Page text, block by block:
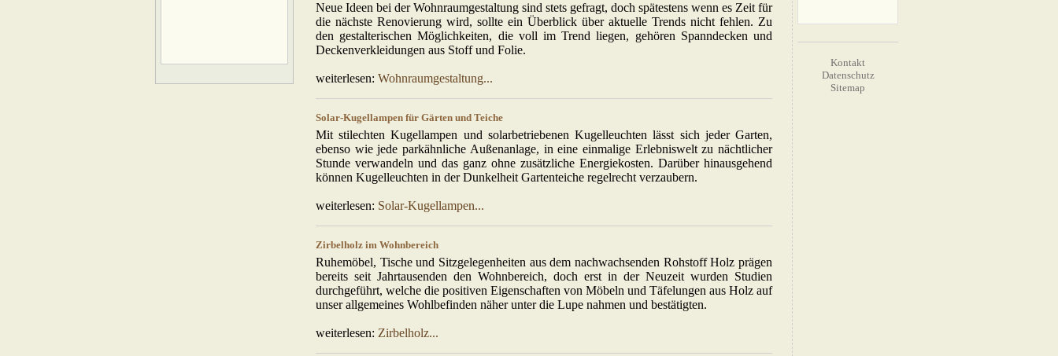
Neue Ideen bei der Wohnraumgestaltung sind stets gefragt, doch spätestens wenn es Zeit für
die nächste Renovierung wird, sollte ein Überblick über aktuelle Trends nicht fehlen. Zu
den gestalterischen Möglichkeiten, die voll im Trend liegen, gehören Spanndecken und
Deckenverkleidungen aus Stoff und Folie.
weiterlesen: Wohnraumgestaltung...
Solar-Kugellampen für Gärten und Teiche
Mit stilechten Kugellampen und solarbetriebenen Kugelleuchten lässt sich jeder Garten,
ebenso wie jede parkähnliche Außenanlage, in eine einmalige Erlebniswelt zu nächtlicher
Stunde verwandeln und das ganz ohne zusätzliche Energiekosten. Darüber hinausgehend
können Kugelleuchten in der Dunkelheit Gartenteiche regelrecht verzaubern.
weiterlesen: Solar-Kugellampen...
Zirbelholz im Wohnbereich
Ruhemöbel, Tische und Sitzgelegenheiten aus dem nachwachsenden Rohstoff Holz prägen
bereits seit Jahrtausenden den Wohnbereich, doch erst in der Neuzeit wurden Studien
durchgeführt, welche die positiven Eigenschaften von Möbeln und Täfelungen aus Holz auf
unser allgemeines Wohlbefinden näher unter die Lupe nahmen und bestätigten.
weiterlesen: Zirbelholz...
Kontakt
Datenschutz
Sitemap